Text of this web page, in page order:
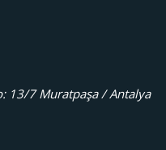
13/7 Muratpaşa / Antalya